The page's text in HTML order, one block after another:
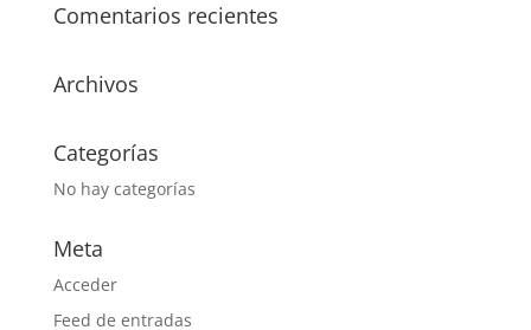
Comentarios recientes
Archivos
Categorías
No hay categorías
Meta
Acceder
Feed de entradas